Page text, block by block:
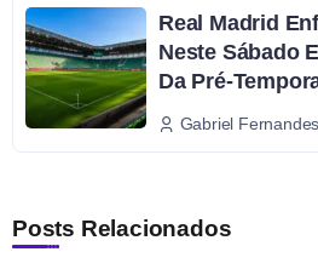
Real Madrid
Neste Sábado
Da Pré-
Gabriel Fernandes
Posts Relacionados